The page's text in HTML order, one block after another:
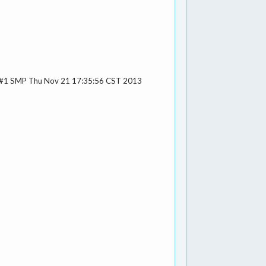
SMP Thu Nov 21 17:35:56 CST 2013